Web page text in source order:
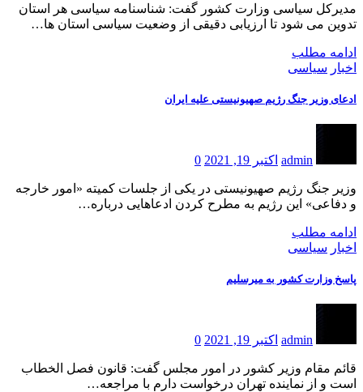
مدیرکل سیاسی وزارت کشور گفت: شناسنامه سیاسی هر استان
تدوین می شود تا ارزیابی دقیقی از وضعیت سیاسی استان ها…
ادامه مطلب
اخبار سیاسی
ادعای وزیر جنگ رژیم صهیونیستی علیه ایران
admin اکتبر 19, 2021 0
وزیر جنگ رژیم صهیونیستی در یکی از جلسات کمیته «امور خارجه
و دفاعی» این رژیم به مطرح کردن ادعاهایی درباره…
ادامه مطلب
اخبار سیاسی
پاسخ وزارت کشور به میرسلیم
admin اکتبر 19, 2021 0
قائم مقام وزیر کشور در امور مجلس گفت: قانون فصل الخطاب
است و از نماینده تهران درخواست دارم با مراجعه…